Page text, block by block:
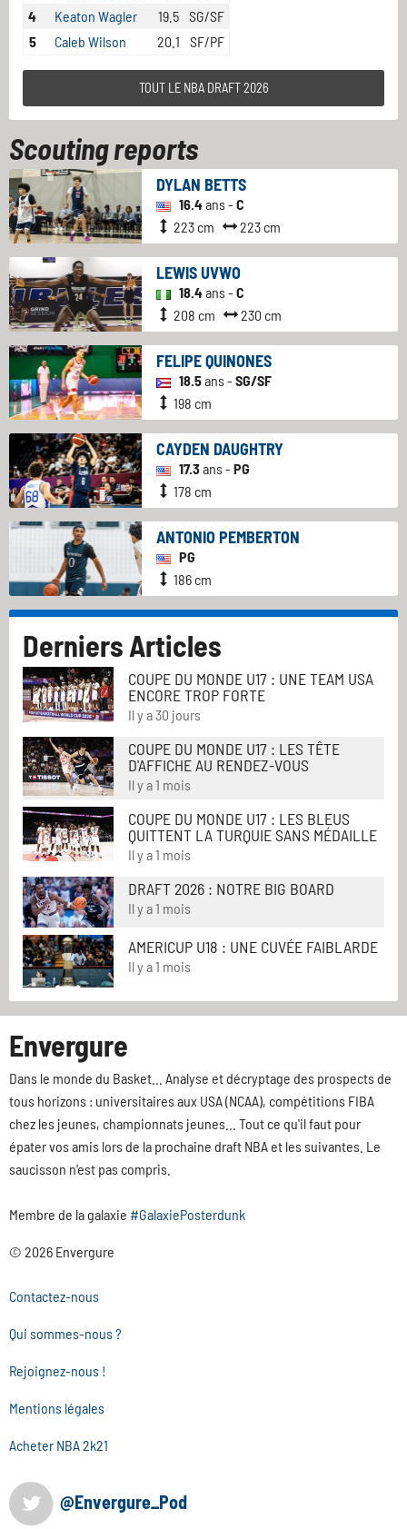
4
Keaton Wagler 19.5 SG/SF
5
Caleb Wilson 20.1 SF/PF
TOUT LE NBA DRAFT 2026
Scouting reports
DYLAN BETTS
16.4ans - C
223 cm
223 cm
LEWIS UVWO
18.4ans - C
208 cm
230 cm
FELIPE QUINONES
18.5ans - SG/SF
198 cm
CAYDEN DAUGHTRY
17.3ans - PG
178 cm
ANTONIO PEMBERTON
PG
186 cm
Derniers Articles
COUPE DU MONDE U17 : UNE TEAM USA
ENCORE TROP FORTE
Il y a 30 jours
COUPE DU MONDE U17 : LES TÊTE
D'AFFICHE AU RENDEZ-VOUS
Il y a 1 mois
COUPE DU MONDE U17 : LES BLEUS
QUITTENT LA TURQUIE SANS MÉDAILLE
Il y a 1 mois
DRAFT 2026 : NOTRE BIG BOARD
Il y a 1 mois
AMERICUP U18 : UNE CUVÉE FAIBLARDE
Il y a 1 mois
Envergure
Dans le monde du Basket... Analyse et décryptage des prospects de
tous horizons : universitaires aux USA (NCAA), compétitions FIBA
chez les jeunes, championnats jeunes... Tout ce qu'il faut pour
épater vos amis lors de la prochaine draft NBA et les suivantes. Le
saucisson n'est pas compris.
Membre de la galaxie #GalaxiePosterdunk
© 2026 Envergure
Contactez-nous
Qui sommes-nous ?
Rejoignez-nous !
Mentions légales
Acheter NBA 2k21
@Envergure_Pod